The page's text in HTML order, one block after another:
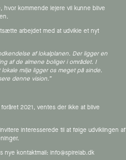
hvor kommende lejere vil kunne blive
arbejdet med at udvikle et nyt
af lokalplanen. Der ligger en
af de almene boliger i området. I
miljø ligger os meget på sinde.
denne vision.”
2021, ventes der ikke at blive
interesserede til at følge udviklingen af
nye kontaktmail:info@spirelab.dk